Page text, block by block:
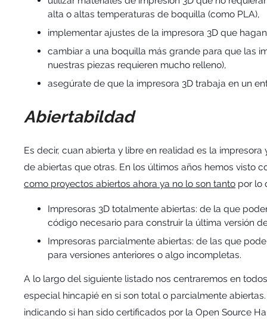
alta o altas temperaturas de boquilla (como PLA),
implementar ajustes de la impresora 3D que
cambiar a una boquilla más grande para que las
nuestras piezas requieren mucho relleno),
asegúrate de que la impresora 3D trabaja en un
Abiertabildad
Es decir, cuan abierta y libre en realidad es la
de abiertas que otras. En los últimos años hemos visto
como proyectos abiertos ahora ya no lo son tanto por lo
Impresoras 3D totalmente abiertas: de la que
código necesario para construir la última versión
Impresoras parcialmente abiertas: de las que
para versiones anteriores o algo incompletas.
A lo largo del siguiente listado nos centraremos en
especial hincapié en si son total o parcialmente
indicando si han sido certificados por la Open Source